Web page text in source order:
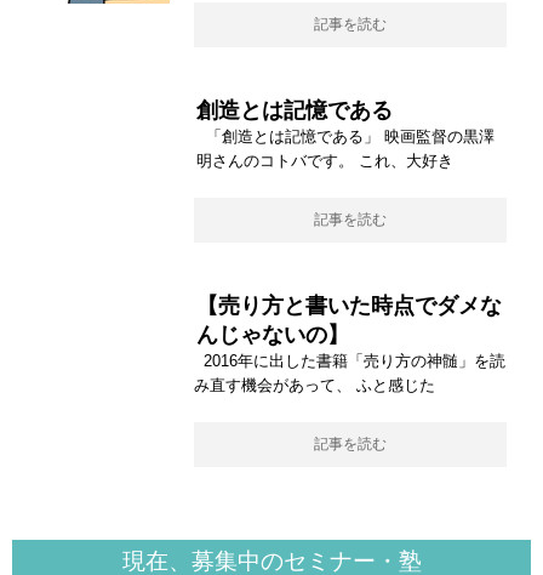
記事を読む
創造とは記憶である
明さんのコトバです。 これ、大好き
記事を読む
【売り方と書いた時点でダメな
んじゃないの】
み直す機会があって、 ふと感じた
記事を読む
現在、募集中のセミナー・塾